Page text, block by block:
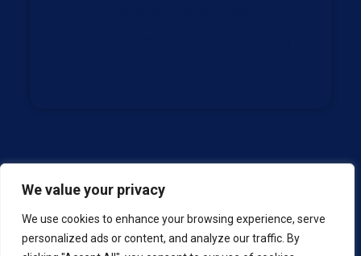
We value your privacy
We use cookies to enhance your browsing experience, serve
personalized ads or content, and analyze our traffic. By
Política de privacidade
© 2025 Coupa. Todos os direitos reservados.
Coupa, o logotipo Coupa, “Make Margins Multiply” e “Coupa
is the margin multiplier company” são marcas registradas